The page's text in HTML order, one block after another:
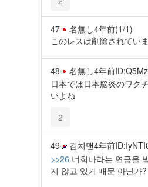
47 名無し4年前(1/1)
このレスは削除されてい
48 名無し4年前
日本では日本脳炎のワク
いよね
2
49 김치맨4年前
>>26 너희나라는 연금을
지 않고 있기 때문 아닌가?